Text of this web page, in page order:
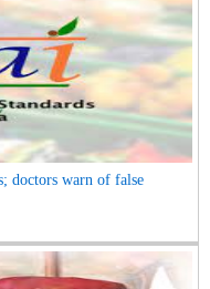
doctors warn of false